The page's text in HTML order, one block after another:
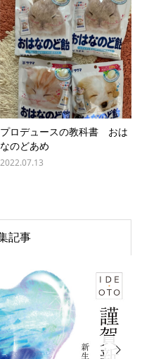
プロデュースの教科書 おは
なのどあめ
2022.07.13
記事
